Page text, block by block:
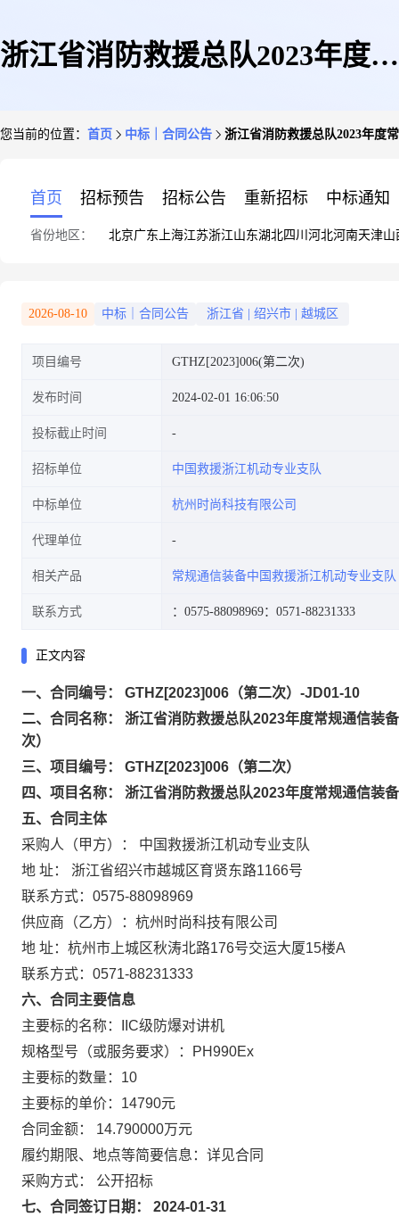
浙江省消防救援总队2023年度常
(第二次)
您当前的位置： 首页 中标｜合同公告 浙江省消防救援总队2023年度
首页 招标预告 招标公告 重新招标 中标通知
省份地区： 北京广东 上海江苏浙江山东湖北四川 河北河南天津山
2026-08-10 中标｜合同公告 浙江省 绍兴市 越城区
项目编号 GTHZ[2023]006(第二次)
发布时间 2024-02-01 16:06:50
投标截止时间
招标单位 中国救援浙江机动专业支队
中标单位 杭州时尚科技有限公司
代理单位
相关产品 常规通信装备中国救援浙江机动专业支队
联系方式 ：0575-88098969：0571-88231333
正文内容
一、合同编号： GTHZ[2023]006（第二次）-JD01-10
二、合同名称： 浙江省消防救援总队2023年度常规通信装
次）
三、项目编号： GTHZ[2023]006（第二次）
四、项目名称： 浙江省消防救援总队2023年度常规通信装
五、合同主体
采购人（甲方）： 中国救援浙江机动专业支队
地 址： 浙江省绍兴市越城区育贤东路1166号
联系方式：0575-88098969
供应商（乙方）：杭州时尚科技有限公司
地 址：杭州市上城区秋涛北路176号交运大厦15楼A
联系方式：0571-88231333
六、合同主要信息
主要标的名称：IIC级防爆对讲机
规格型号（或服务要求）：PH990Ex
主要标的数量：10
主要标的单价：14790元
合同金额： 14.790000万元
履约期限、地点等简要信息：详见合同
采购方式： 公开招标
七、合同签订日期： 2024-01-31